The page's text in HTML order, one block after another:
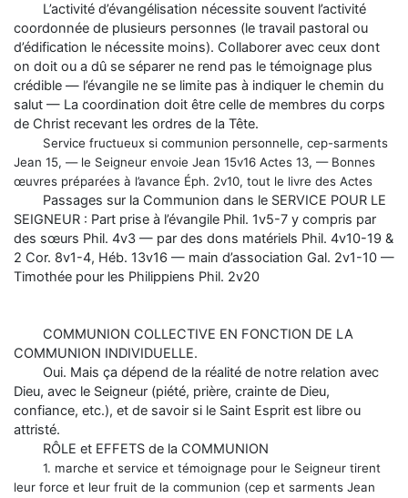
L’activité d’évangélisation nécessite souvent l’activité
coordonnée de plusieurs personnes (le travail pastoral ou
d’édification le nécessite moins). Collaborer avec ceux dont
on doit ou a dû se séparer ne rend pas le témoignage plus
crédible — l’évangile ne se limite pas à indiquer le chemin du
salut — La coordination doit être celle de membres du corps
de Christ recevant les ordres de la Tête.
Service fructueux si communion personnelle, cep-sarments
Jean 15, — le Seigneur envoie Jean 15v16 Actes 13, — Bonnes
œuvres préparées à l’avance Éph. 2v10, tout le livre des Actes
Passages sur la Communion dans le SERVICE POUR LE
SEIGNEUR : Part prise à l’évangile Phil. 1v5-7 y compris par
des sœurs Phil. 4v3 — par des dons matériels Phil. 4v10-19 &
2 Cor. 8v1-4, Héb. 13v16 — main d’association Gal. 2v1-10 —
Timothée pour les Philippiens Phil. 2v20
COMMUNION COLLECTIVE EN FONCTION DE LA
COMMUNION INDIVIDUELLE.
Oui. Mais ça dépend de la réalité de notre relation avec
Dieu, avec le Seigneur (piété, prière, crainte de Dieu,
confiance, etc.), et de savoir si le Saint Esprit est libre ou
attristé.
RÔLE et EFFETS de la COMMUNION
1. marche et service et témoignage pour le Seigneur tirent
leur force et leur fruit de la communion (cep et sarments Jean